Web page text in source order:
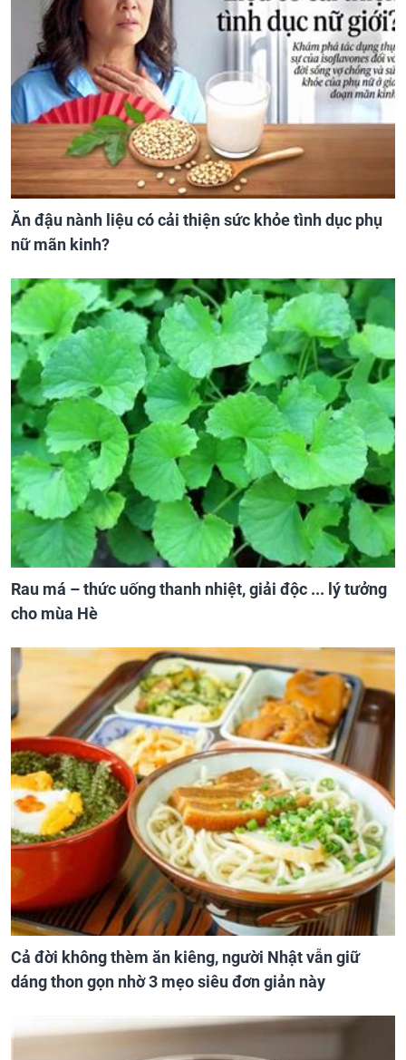
Ăn đậu nành liệu có cải thiện sức khỏe tình dục phụ
nữ mãn kinh?
Rau má – thức uống thanh nhiệt, giải độc ... lý tưởng
cho mùa Hè
Cả đời không thèm ăn kiêng, người Nhật vẫn giữ
dáng thon gọn nhờ 3 mẹo siêu đơn giản này